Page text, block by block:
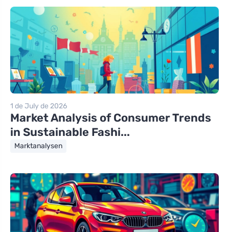
1 de July de 2026
Market Analysis of Consumer Trends
in Sustainable Fashi...
Marktanalysen